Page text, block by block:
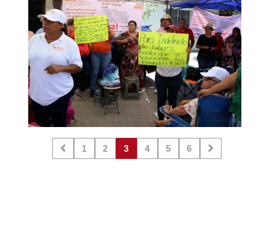
1 2 3 4 5 6